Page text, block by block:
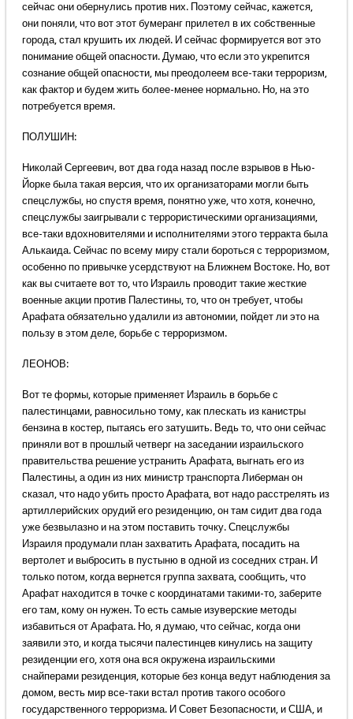
сейчас они обернулись против них. Поэтому сейчас, кажется,
они поняли, что вот этот бумеранг прилетел в их собственные
города, стал крушить их людей. И сейчас формируется вот это
понимание общей опасности. Думаю, что если это укрепится
сознание общей опасности, мы преодолеем все-таки терроризм,
как фактор и будем жить более-менее нормально. Но, на это
потребуется время.
ПОЛУШИН:
Николай Сергеевич, вот два года назад после взрывов в Нью-
Йорке была такая версия, что их организаторами могли быть
спецслужбы, но спустя время, понятно уже, что хотя, конечно,
спецслужбы заигрывали с террористическими организациями,
все-таки вдохновителями и исполнителями этого терракта была
Алькаида. Сейчас по всему миру стали бороться с терроризмом,
особенно по привычке усердствуют на Ближнем Востоке. Но, вот
как вы считаете вот то, что Израиль проводит такие жесткие
военные акции против Палестины, то, что он требует, чтобы
Арафата обязательно удалили из автономии, пойдет ли это на
пользу в этом деле, борьбе с терроризмом.
ЛЕОНОВ:
Вот те формы, которые применяет Израиль в борьбе с
палестинцами, равносильно тому, как плескать из канистры
бензина в костер, пытаясь его затушить. Ведь то, что они сейчас
приняли вот в прошлый четверг на заседании израильского
правительства решение устранить Арафата, выгнать его из
Палестины, а один из них министр транспорта Либерман он
сказал, что надо убить просто Арафата, вот надо расстрелять из
артиллерийских орудий его резиденцию, он там сидит два года
уже безвылазно и на этом поставить точку. Спецслужбы
Израиля продумали план захватить Арафата, посадить на
вертолет и выбросить в пустыню в одной из соседних стран. И
только потом, когда вернется группа захвата, сообщить, что
Арафат находится в точке с координатами такими-то, заберите
его там, кому он нужен. То есть самые изуверские методы
избавиться от Арафата. Но, я думаю, что сейчас, когда они
заявили это, и когда тысячи палестинцев кинулись на защиту
резиденции его, хотя она вся окружена израильскими
снайперами резиденция, которые без конца ведут наблюдения за
домом, весть мир все-таки встал против такого особого
государственного терроризма. И Совет Безопасности, и США, и